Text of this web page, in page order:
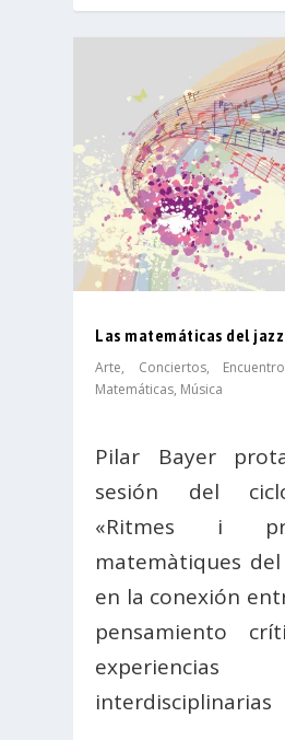
Las matemáticas del jazz
Arte, Conciertos,
Matemáticas, Música
Pilar Bayer
sesión del
«Ritmes i
matemàtiques
en la conexión
pensamiento
interdisciplinarias